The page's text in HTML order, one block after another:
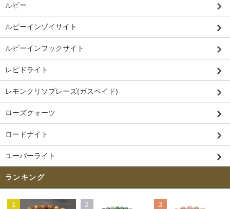
ルビー
ルビーインゾイサイト
ルビーインフックサイト
レピドライト
レモンクリソプレーズ(ガスペイド)
ローズクォーツ
ロードナイト
ユーパーライト
ランキング
1 2 3